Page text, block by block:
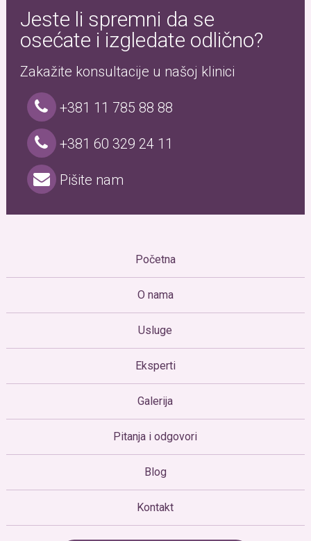
Jeste li spremni da se
osećate i izgledate odlično?
Zakažite konsultacije u našoj klinici
+381 11 785 88 88
+381 60 329 24 11
Pišite nam
Početna
O nama
Usluge
Eksperti
Galerija
Pitanja i odgovori
Blog
Kontakt